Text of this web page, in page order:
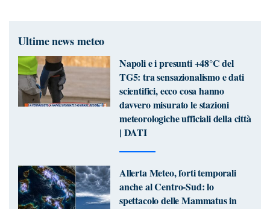
Ultime news meteo
Napoli e i presunti +48°C del
TG5: tra sensazionalismo e dati
scientifici, ecco cosa hanno
davvero misurato le stazioni
meteorologiche ufficiali della città
| DATI
Allerta Meteo, forti temporali
anche al Centro-Sud: lo
spettacolo delle Mammatus in